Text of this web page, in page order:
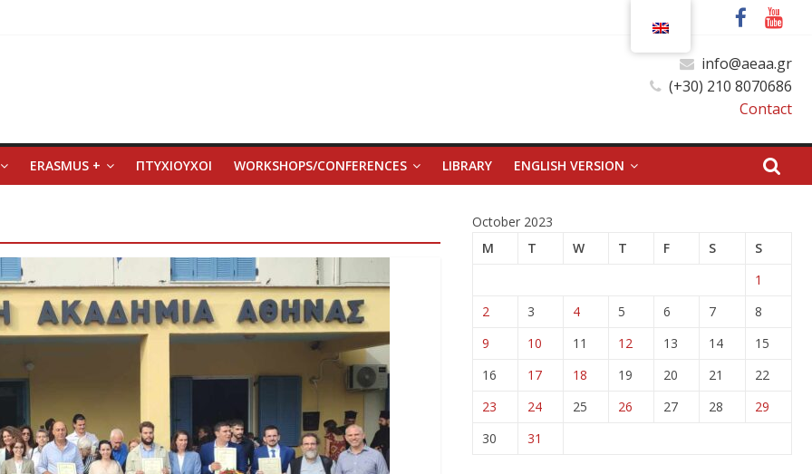
info@aeaa.gr
(+30) 210 8070686
Contact
ERASMUS + ΠΤΥΧΙΟΥΧΟΙ WORKSHOPS/CONFERENCES LIBRARY ENGLISH VERSION
October 2023
M
T W T F S
S
1
2
3 4 5 6 7
8
9
10 11 12 13 14
15
16
17 18 19 20 21
22
23
24 25 26 27 28
29
30
31